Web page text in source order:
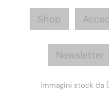
Shop
Newsletter
Immagini stock da